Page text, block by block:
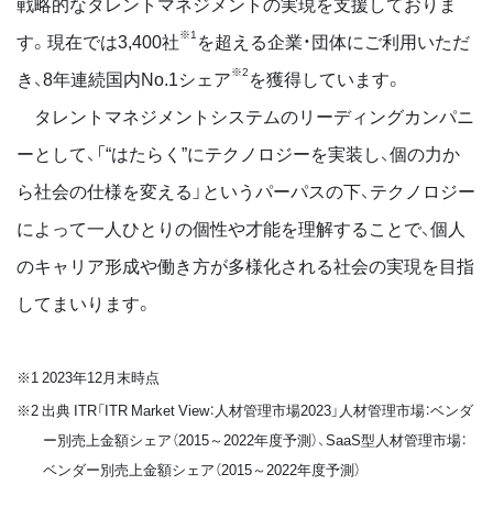
す。現在では3,400社※1 を超える企業・団体にご利用いただ
き、8年連続国内No.1シェア※2 を獲得しています。
タレントマネジメントシステムのリーディングカンパニ
ーとして、「“はたらく”にテクノロジーを実装し、個の力か
ら社会の仕様を変える」というパーパスの下、テクノロジー
によって一人ひとりの個性や才能を理解することで、個人
のキャリア形成や働き方が多様化される社会の実現を目指
してまいります。
※1 2023年12月末時点
※2 出典 ITR「ITR Market View：人材管理市場2023」人材管理市場：ベンダ
ー別売上金額シェア（2015～2022年度予測）、SaaS型人材管理市場：
ベンダー別売上金額シェア（2015～2022年度予測）